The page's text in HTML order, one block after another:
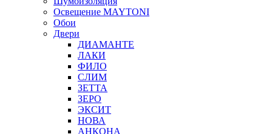
Освещение MAYTONI
Обои
Двери
ДИАМАНТЕ
ЛАКИ
ФИЛО
СЛИМ
ЗЕТТА
ЗЕРО
ЭКСИТ
НОВА
АНКОНА